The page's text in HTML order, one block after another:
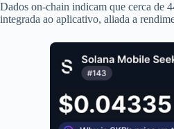
Dados on-chain indicam que cerca de
integrada ao aplicativo, aliada a